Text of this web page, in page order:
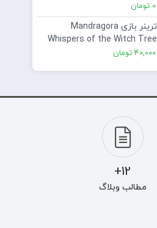
0 تومان
ترینر بازی Mandragora
Whispers of the Witch Tree
V 1.2.4.2147 Plus 7 Trainer
40,000 تومان
12+
مطالب وبلاگ